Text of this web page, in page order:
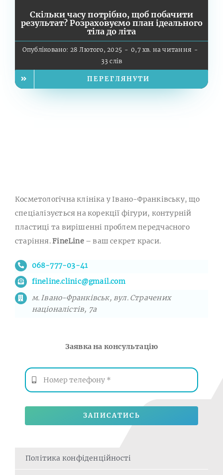
Скільки часу потрібно, щоб побачити
результат? Розраховуємо план ідеального
тіла до літа
Опубліковано: 28 Лютого, 2025 - 0,7 хв. на читання -
33 слів
ПЕРЕГЛЯНУТИ
Косметологічна клініка у Івано-Франківську, що
спеціалізується на корекції фігури, контурній
пластиці та вирішенні проблем передчасного
старіння.FineLine– ваш секрет краси.
068-777-03-41
fineline.clinic@gmail.com
м. Івано-Франківськ, вул. Страчених
націоналістів, 7а
Заявка на консультацію
ЗАПИСАТИСЬ
Політика конфіденційності